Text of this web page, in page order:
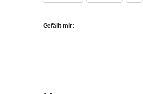
Gefällt mir: